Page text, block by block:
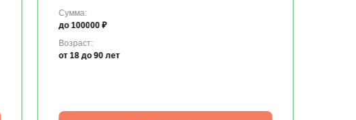
Сумма:
до 100000 ₽
Возраст:
от 18 до 90 лет